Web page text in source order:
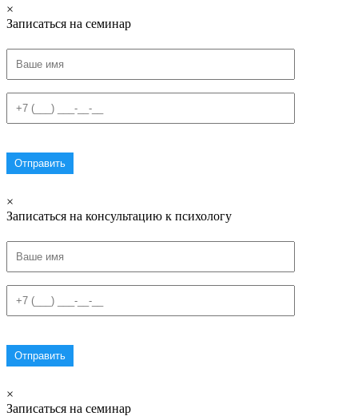
×
Записаться на семинар
×
Записаться на консультацию к психологу
×
Записаться на семинар